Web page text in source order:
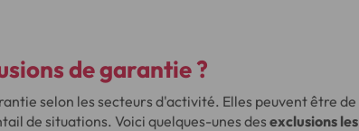
de garantie ?
selon les secteurs d'activité. Elles peuvent être de
de situations. Voici quelques-unes des exclusions les